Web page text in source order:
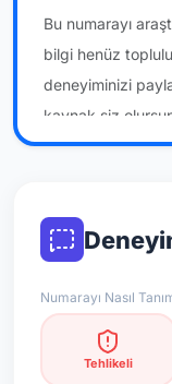
Bu numarayı
bilgi henüz
deneyiminizi
kaynak siz
Numarayı Nasıl
Tehlikeli